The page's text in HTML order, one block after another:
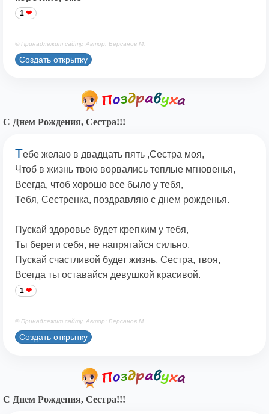
1
© Принадлежит сайту. Автор: Берсанов М.
Создать открытку
С Днем Рождения, Сестра!!!
Тебе желаю в двадцать пять ,Сестра моя,
Чтоб в жизнь твою ворвались теплые мгновенья,
Всегда, чтоб хорошо все было у тебя,
Тебя, Сестренка, поздравляю с днем рожденья.
Пускай здоровье будет крепким у тебя,
Ты береги себя, не напрягайся сильно,
Пускай счастливой будет жизнь, Сестра, твоя,
Всегда ты оставайся девушкой красивой.
1
© Принадлежит сайту. Автор: Берсанов М.
Создать открытку
С Днем Рождения, Сестра!!!